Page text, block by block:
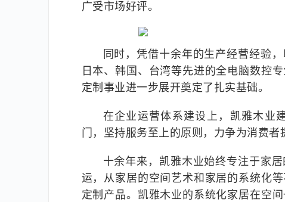
广受市场好评。
同时，凭借十余年的生产经营经验
日本、韩国、台湾等先进的全电脑数控
定制事业进一步展开奠定了扎实基础。
在企业运营体系建设上，凯雅木业
门，坚持服务至上的原则，力争为消费者
十余年来，凯雅木业始终专注于家
运，从家居的空间艺术和家居的系统化
定制产品。凯雅木业的系统化家居在空